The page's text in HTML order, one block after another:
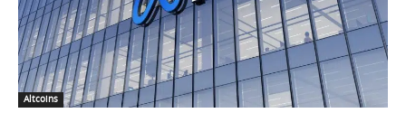
Altcoins